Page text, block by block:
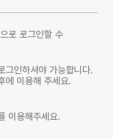
로 로그인할 수
그인하셔야 가능합니다.
에 이용해 주세요.
이용해주세요.